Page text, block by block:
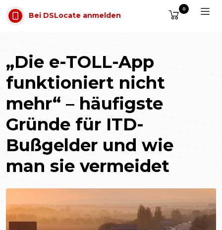
Zum Inhalt springen
Bei DSLocate anmelden
0
„Die e-TOLL-App
funktioniert nicht
mehr“ – häufigste
Gründe für ITD-
Bußgelder und wie
man sie vermeidet